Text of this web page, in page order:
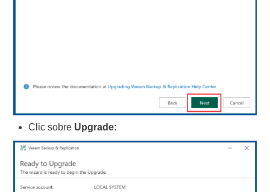
Clic sobre Upgrade: